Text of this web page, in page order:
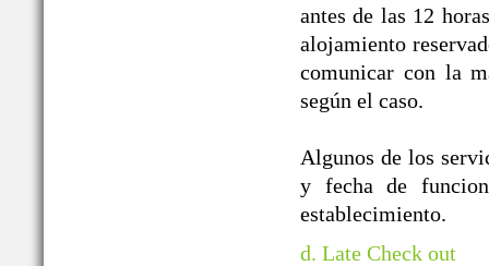
antes de las 12
alojamiento
comunicar con la
según el caso.
Algunos de los
y fecha de
establecimiento.
d. Late Check out